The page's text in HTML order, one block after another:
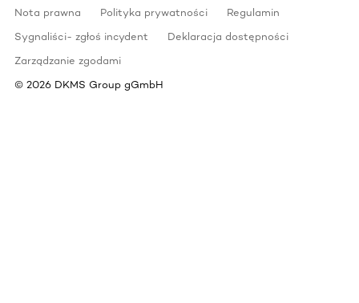
Nota prawna Polityka prywatności
Regulamin
Sygnaliści- zgłoś incydent
Deklaracja dostępności
Zarządzanie zgodami
© 2026 DKMS Group gGmbH